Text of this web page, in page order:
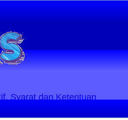
Syarat dan Ketentuan